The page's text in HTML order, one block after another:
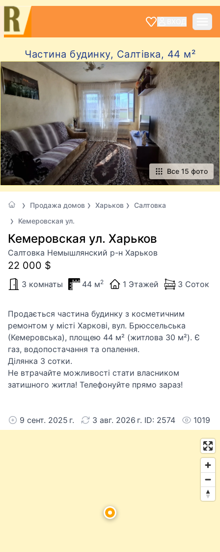
Частина будинку, Салтівка, 44 м²
Все 15 фото
Продажа домов Харьков
Салтовка
Кемеровская ул.
Кемеровская ул. Харьков
Салтовка Немышлянский р-н Харьков
22 000 $
3 комнаты 44 м2 1 Этажей 3 Соток
Продається частина будинку з косметичним
ремонтом у місті Харкові, вул. Брюссельська
(Кемеровська), площею 44 м² (житлова 30 м²). Є
газ, водопостачання та опалення.
Ділянка 3 сотки.
Не втрачайте можливості стати власником
затишного житла! Телефонуйте прямо зараз!
9 сент. 2025 г. 3 авг. 2026 г. ID: 2574 1019